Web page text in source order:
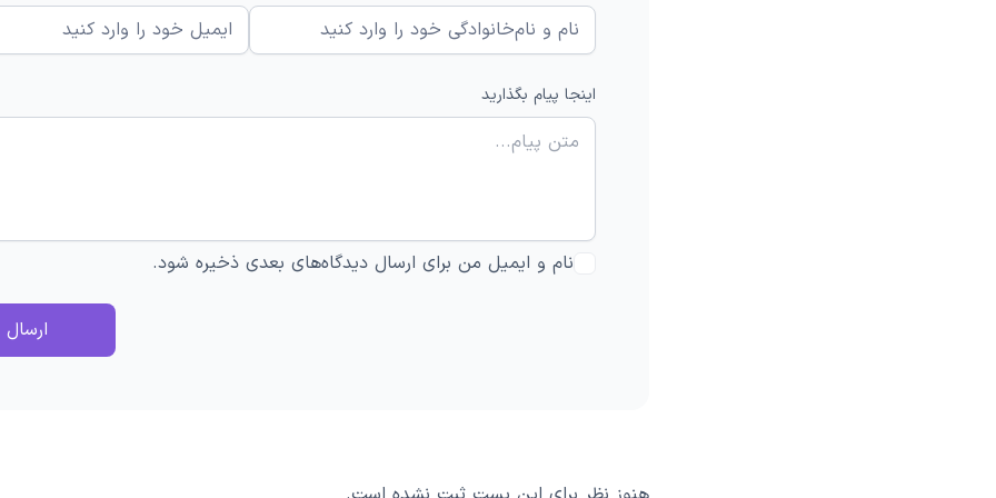
اینجا پیام بگذارید
نام و ایمیل من برای ارسال دیدگاه‌های بعدی ذخیره شود.
ارسال